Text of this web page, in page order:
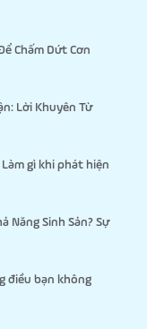
Chấm Dứt Cơn
Lời Khuyên Từ
gì khi phát hiện
Năng Sinh Sản? Sự
điều bạn không